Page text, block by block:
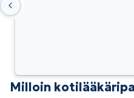
Milloin